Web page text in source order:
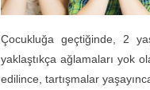
Çocukluğa geçtiğinde, 2
yaklaştıkça ağlamaları yok
edilince, tartışmalar